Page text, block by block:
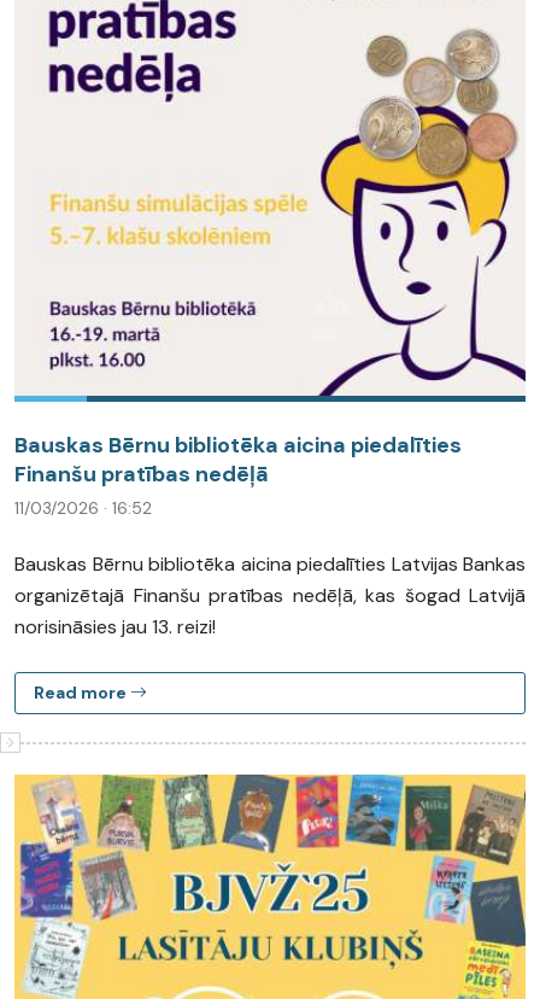
Bauskas Bērnu bibliotēka aicina piedalīties
Finanšu pratības nedēļā
11/03/2026 · 16:52
Bauskas Bērnu bibliotēka aicina piedalīties Latvijas Bankas
organizētajā Finanšu pratības nedēļā, kas šogad Latvijā
norisināsies jau 13. reizi!
Read more